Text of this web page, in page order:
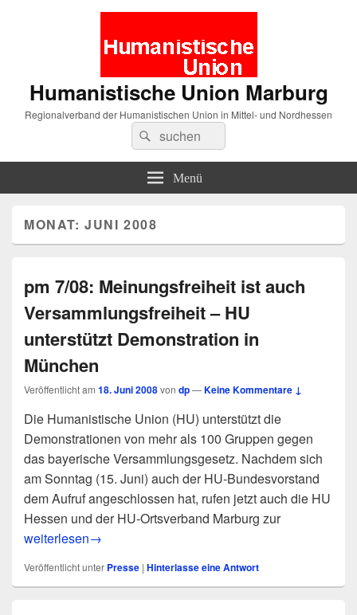
Humanistische Union Marburg
Regionalverband der Humanistischen Union in Mittel- und Nordhessen
Suche
nach:
Suchen
Menü
MONAT:JUNI 2008
pm 7/08: Meinungsfreiheit ist auch
Versammlungsfreiheit – HU
unterstützt Demonstration in
München
Veröffentlicht am 18. Juni 2008von dp—Keine Kommentare ↓
Die Humanistische Union (HU) unterstützt die
Demonstrationen von mehr als 100 Gruppen gegen
das bayerische Versammlungsgesetz. Nachdem sich
am Sonntag (15. Juni) auch der HU-Bundesvorstand
dem Aufruf angeschlossen hat, rufen jetzt auch die HU
Hessen und der HU-Ortsverband Marburg zur
pm 7/08: Meinungsfreiheit ist auch Versammlungsfreiheit
weiterlesen→
Veröffentlicht unter Presse | Hinterlasse eine Antwort